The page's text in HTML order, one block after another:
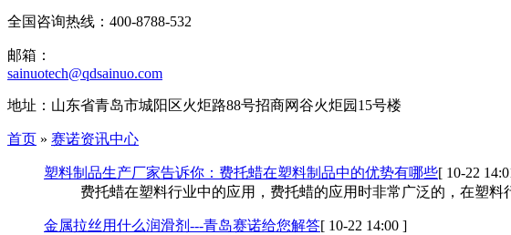
全国咨询热线：400-8788-532
邮箱：
sainuotech@qdsainuo.com
地址：山东省青岛市城阳区火炬路88号招商网谷火炬园15号楼
首页 » 赛诺资讯中心
塑料制品生产厂家告诉你：费托蜡在塑料制品中的优势有哪些[ 10-22
费托蜡在塑料行业中的应用，费托蜡的应用时非常广泛的，在塑
金属拉丝用什么润滑剂---青岛赛诺给您解答[ 10-22 14:00 ]